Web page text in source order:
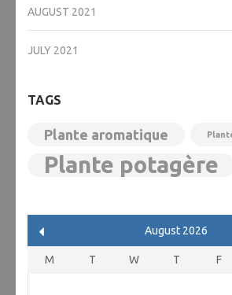
AUGUST 2021
JULY 2021
TAGS
Plante aromatique
Plante potagère
August 2026
M T W T F